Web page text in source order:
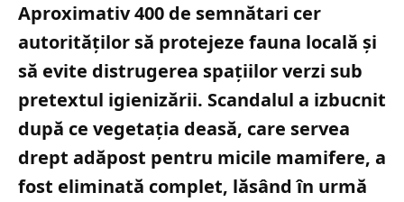
Aproximativ 400 de semnătari cer
autorităților să protejeze fauna locală și
să evite distrugerea spațiilor verzi sub
pretextul igienizării. Scandalul a izbucnit
după ce vegetația deasă, care servea
drept adăpost pentru micile mamifere, a
fost eliminată complet, lăsând în urmă